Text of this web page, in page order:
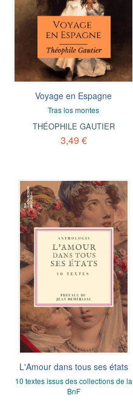
Voyage en Espagne
Tras los montes
THÉOPHILE GAUTIER
3,49 €
L'Amour dans tous ses états
10 textes issus des collections de la
BnF